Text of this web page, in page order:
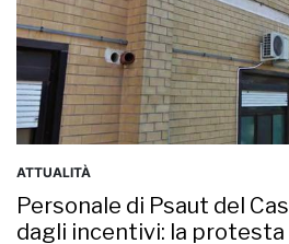
ATTUALITÀ
Personale di Psaut del
dagli incentivi: la